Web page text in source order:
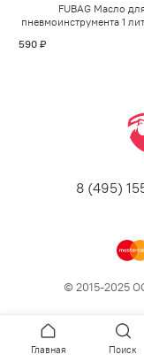
FUBAG Масло для
пневмоинструмента 1
590 ₽
8 (495)
© 2015-2025
Главная Поиск